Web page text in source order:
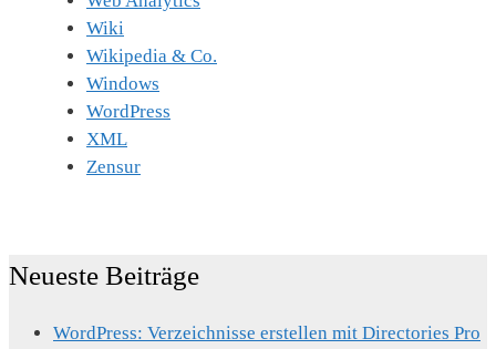
Wiki
Wikipedia & Co.
Windows
WordPress
XML
Zensur
Neueste Beiträge
WordPress: Verzeichnisse erstellen mit Directories Pro